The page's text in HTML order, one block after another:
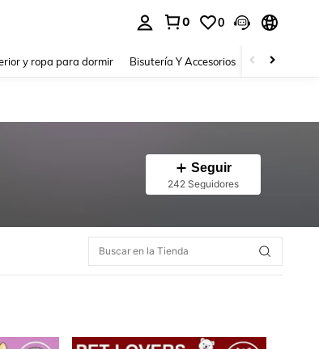
0 0
y ropa para dormir Bisutería Y Accesorios Zapatos
Seguir
242 Seguidores